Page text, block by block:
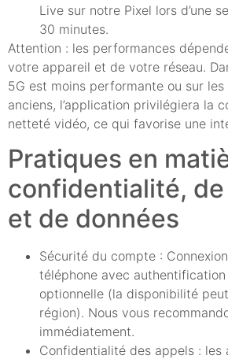
Live sur notre Pixel lors d’une
30 minutes.
Attention : les performances
votre appareil et de votre réseau.
5G est moins performante ou sur
anciens, l’application privilégiera la
netteté vidéo, ce qui favorise une
Pratiques en
confidentialité,
et de données
Sécurité du compte :
téléphone avec
optionnelle (la disponibilité
région). Nous vous
immédiatement.
Confidentialité des appels : les